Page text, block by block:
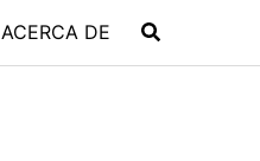
ACERCA DE